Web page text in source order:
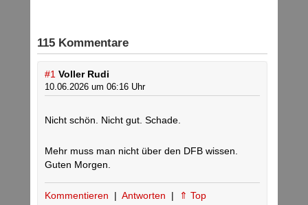
115 Kommentare
#1 Voller Rudi
10.06.2026 um 06:16 Uhr
Nicht schön. Nicht gut. Schade.
Mehr muss man nicht über den DFB wissen.
Guten Morgen.
Kommentieren | Antworten | ⇑ Top